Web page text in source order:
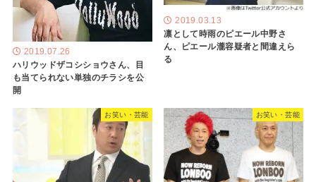
2019.07.26
ハリウッドザコシショウさん、目
も当てられない単独のチラシを公
開
2019.03.13
凛として時雨のピエール中野さ
ん、ピエール瀧容疑者と間違えら
る
お笑い・芸能 お笑い・芸能